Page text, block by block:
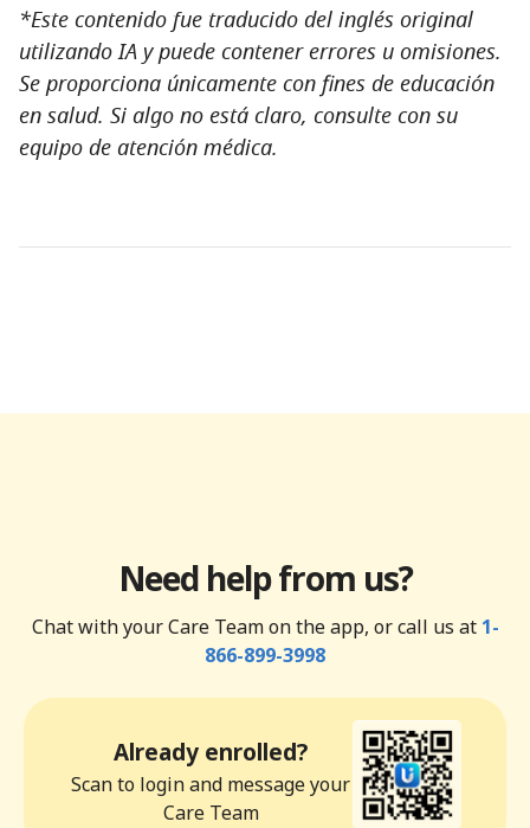
*Este contenido fue traducido del inglés original
utilizando IA y puede contener errores u omisiones.
Se proporciona únicamente con fines de educación
en salud. Si algo no está claro, consulte con su
equipo de atención médica.
Need help from us?
Chat with your Care Team on the app, or call us at 1-
866-899-3998
Already enrolled?
Scan to login and message your
Care Team